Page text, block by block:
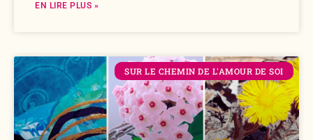
EN LIRE PLUS »
SUR LE CHEMIN DE L'AMOUR DE SOI